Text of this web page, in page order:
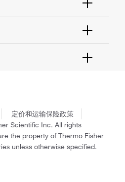
定价和运输保险政策
Scientific Inc. All rights
the property of Thermo Fisher
unless otherwise specified.